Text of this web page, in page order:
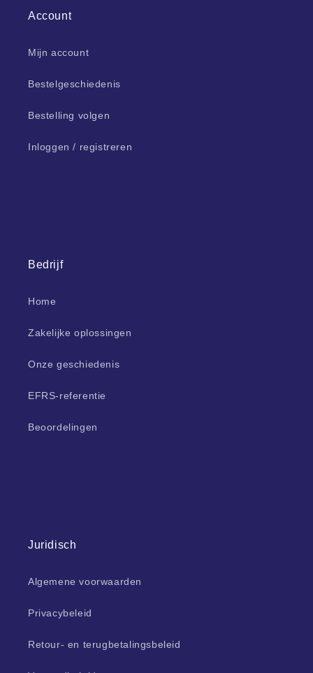
Account
Mijn account
Bestelgeschiedenis
Bestelling volgen
Inloggen / registreren
Bedrijf
Home
Zakelijke oplossingen
Onze geschiedenis
EFRS-referentie
Beoordelingen
Juridisch
Algemene voorwaarden
Privacybeleid
Retour- en terugbetalingsbeleid